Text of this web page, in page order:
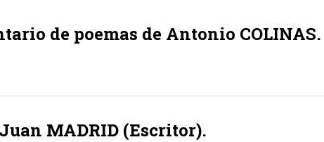
de poemas de Antonio COLINAS.
MADRID (Escritor).